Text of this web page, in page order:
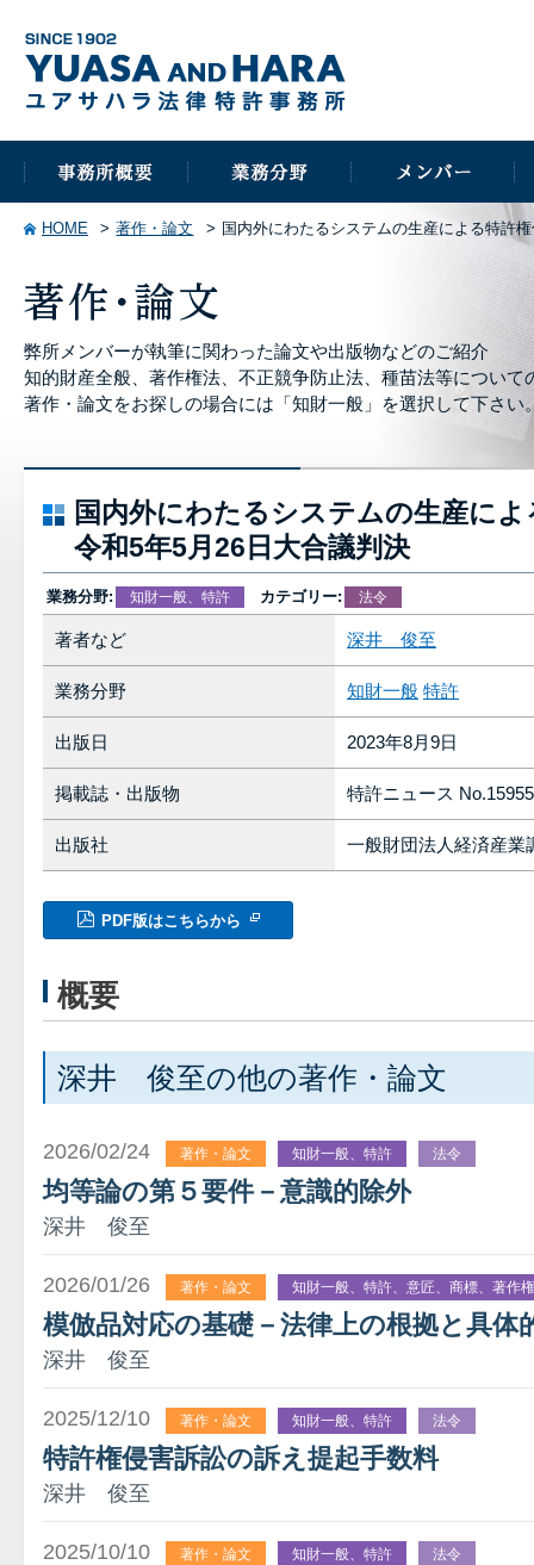
HOME 著作・論文 国内外にわたるシステムの生産による特許
弊所メンバーが執筆に関わった論文や出版物などのご紹介
知的財産全般、著作権法、不正競争防止法、種苗法等について
著作・論文をお探しの場合には「知財一般」を選択して下さい
国内外にわたるシステムの生産に
令和5年5月26日大合議判決
業務分野: 知財一般、特許 カテゴリー: 法令
著者など 深井 俊至
業務分野 知財一般 特許
出版日 2023年8月9日
掲載誌・出版物 特許ニュース No.15955
出版社 一般財団法人経済産業
PDF版はこちらから
概要
深井 俊至の他の著作・論文
2026/02/24 著作・論文 知財一般、特許 法令
均等論の第５要件－意識的除外
深井 俊至
2026/01/26 著作・論文 知財一般、特許、意匠、商標、著作
模倣品対応の基礎－法律上の根拠と具体
深井 俊至
2025/12/10 著作・論文 知財一般、特許 法令
特許権侵害訴訟の訴え提起手数料
深井 俊至
2025/10/10 著作・論文 知財一般、特許 法令